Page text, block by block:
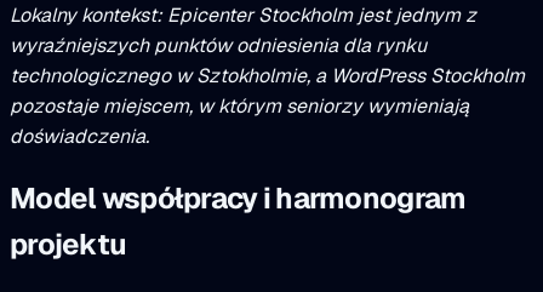
Lokalny kontekst: Epicenter Stockholm jest jednym z
wyraźniejszych punktów odniesienia dla rynku
technologicznego w Sztokholmie, a WordPress Stockholm
pozostaje miejscem, w którym seniorzy wymieniają
doświadczenia.
Model współpracy i harmonogram
projektu